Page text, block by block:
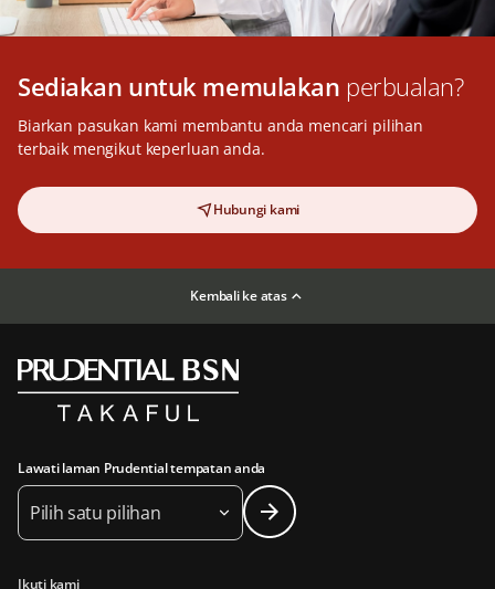
Sediakan untuk memulakan perbualan?
Biarkan pasukan kami membantu anda mencari pilihan
terbaik mengikut keperluan anda.
Hubungi kami
Kembali ke atas
Lawati laman Prudential tempatan anda
Pilih satu pilihan
Ikuti kami